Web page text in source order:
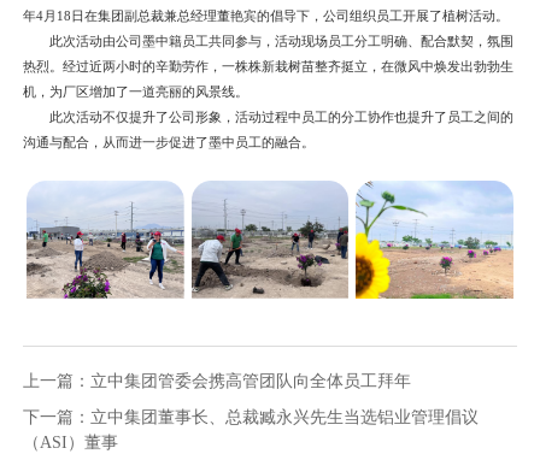
年4月18日在集团副总裁兼总经理董艳宾的倡导下，公司组织员工开展了植树活动。
此次活动由公司墨中籍员工共同参与，活动现场员工分工明确、配合默契，氛围
热烈。经过近两小时的辛勤劳作，一株株新栽树苗整齐挺立，在微风中焕发出勃勃生
机，为厂区增加了一道亮丽的风景线。
此次活动不仅提升了公司形象，活动过程中员工的分工协作也提升了员工之间的
沟通与配合，从而进一步促进了墨中员工的融合。
上一篇：立中集团管委会携高管团队向全体员工拜年
下一篇：立中集团董事长、总裁臧永兴先生当选铝业管理倡议
（ASI）董事